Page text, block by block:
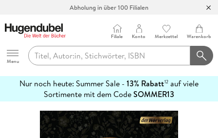
Abholung in über 100 Filialen
Hugendubel
Menu
Filiale Konto Merkzettel Warenkorb
Nur noch heute: Summer Sale - 13% Rabatt12 auf viele
Sortimente mit dem CodeSOMMER13
erfahren